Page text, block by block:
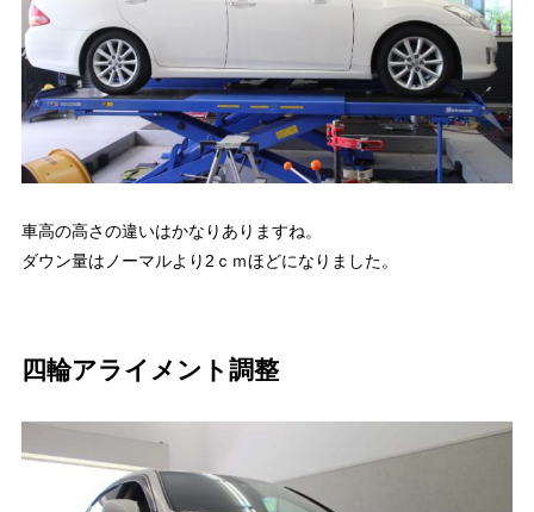
車高の高さの違いはかなりありますね。
ダウン量はノーマルより2ｃｍほどになりました。
四輪アライメント調整